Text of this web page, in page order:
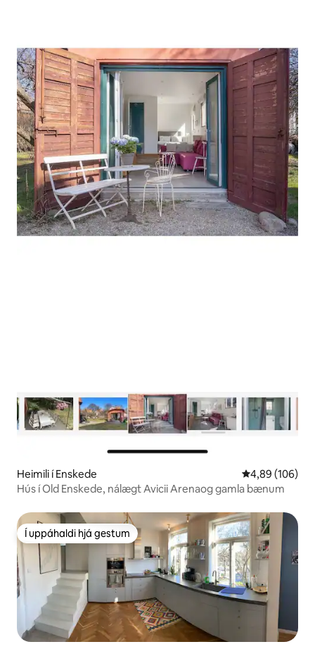
Heimili í Enskede 4,89 af 5 í
4,89 (106)
Hús í Old Enskede, nálægt Avicii Arenaog gamla bænum
Í uppáhaldi hjá gestum
Í uppáhaldi hjá gestum